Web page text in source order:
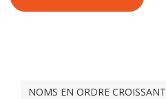
NOMS EN ORDRE CROISSANT